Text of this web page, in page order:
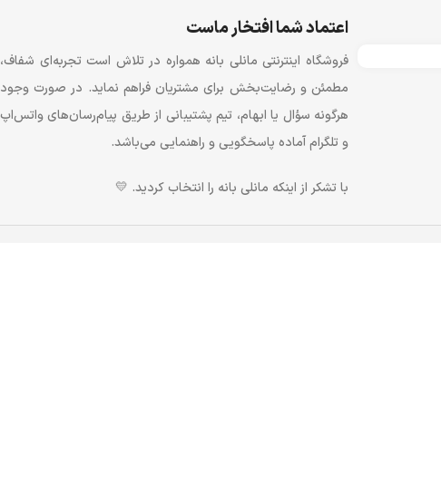
اعتماد شما افتخار ماست
فروشگاه اینترنتی مانلی بانه همواره در تلاش است تجربه‌ای شفاف،
مطمئن و رضایت‌بخش برای مشتریان فراهم نماید. در صورت وجود
هرگونه سؤال یا ابهام، تیم پشتیبانی از طریق پیام‌رسان‌های واتس‌اپ
و تلگرام آماده پاسخگویی و راهنمایی می‌باشد.
با تشکر از اینکه مانلی بانه را انتخاب کردید. 💛